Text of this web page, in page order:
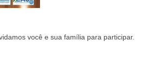
você e sua família para participar.